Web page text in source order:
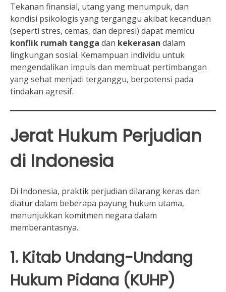
Tekanan finansial, utang yang menumpuk, dan
kondisi psikologis yang terganggu akibat kecanduan
(seperti stres, cemas, dan depresi) dapat memicu
konflik rumah tangga dan kekerasan dalam
lingkungan sosial. Kemampuan individu untuk
mengendalikan impuls dan membuat pertimbangan
yang sehat menjadi terganggu, berpotensi pada
tindakan agresif.
Jerat Hukum Perjudian
di Indonesia
Di Indonesia, praktik perjudian dilarang keras dan
diatur dalam beberapa payung hukum utama,
menunjukkan komitmen negara dalam
memberantasnya.
1. Kitab Undang-Undang
Hukum Pidana (KUHP)